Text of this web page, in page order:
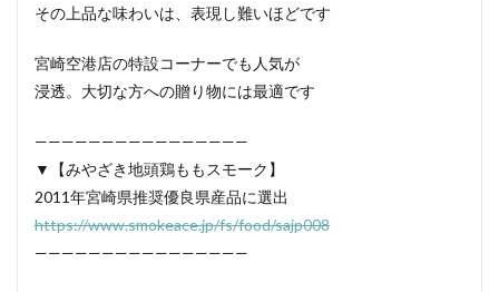
その上品な味わいは、表現し難いほどです
宮崎空港店の特設コーナーでも人気が
浸透。大切な方への贈り物には最適です
————————————————
▼【みやざき地頭鶏ももスモーク】
2011年宮崎県推奨優良県産品に選出
https://www.smokeace.jp/fs/food/sajp008
————————————————